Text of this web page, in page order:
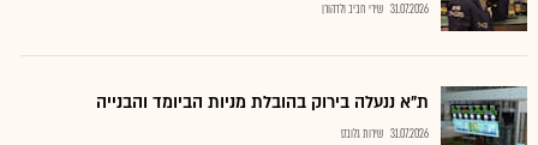
31.07.2026 שירי חביב ולדהורן
ת"א ננעלה בירוק בהובלת מניות הביומד והבנייה
31.07.2026 שירות גלובס